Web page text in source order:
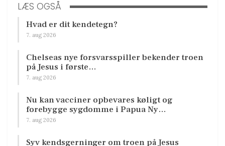
LÆS OGSÅ
Hvad er dit kendetegn?
7. aug 2026
Chelseas nye forsvarsspiller bekender troen
på Jesus i første…
7. aug 2026
Nu kan vacciner opbevares køligt og
forebygge sygdomme i Papua Ny…
7. aug 2026
Syv kendsgerninger om troen på Jesus